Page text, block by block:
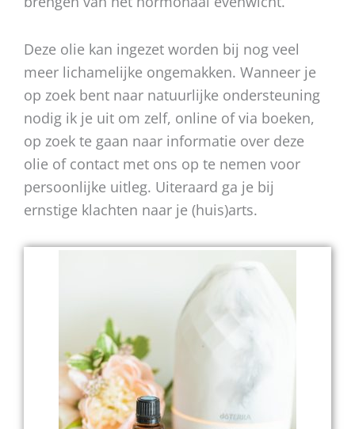
Deze olie kan ingezet worden bij nog veel
meer lichamelijke ongemakken. Wanneer je
op zoek bent naar natuurlijke ondersteuning
nodig ik je uit om zelf, online of via boeken,
op zoek te gaan naar informatie over deze
olie of contact met ons op te nemen voor
persoonlijke uitleg. Uiteraard ga je bij
ernstige klachten naar je (huis)arts.